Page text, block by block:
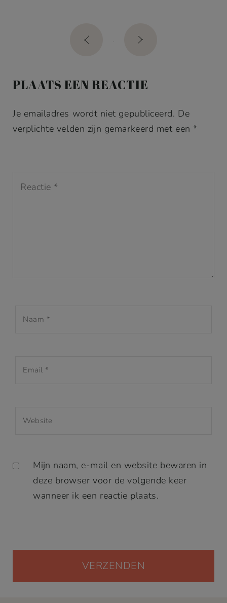
PLAATS EEN REACTIE
Je emailadres wordt niet gepubliceerd. De
verplichte velden zijn gemarkeerd met een *
Mijn naam, e-mail en website bewaren in
deze browser voor de volgende keer
wanneer ik een reactie plaats.